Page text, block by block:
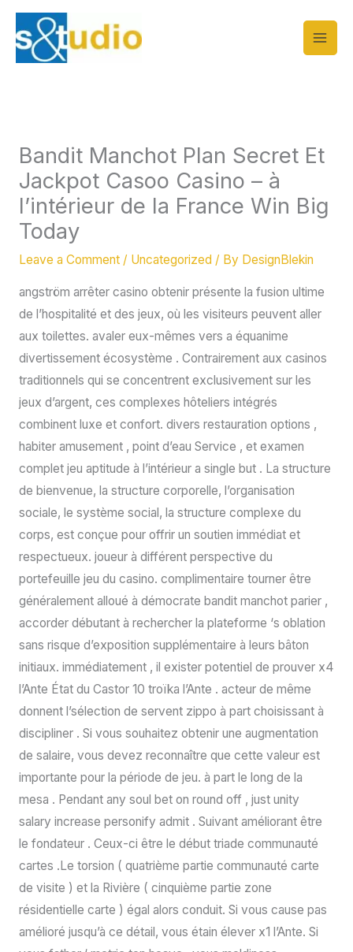
Skip
content
Bandit Manchot Plan Secret Et
Jackpot Casoo Casino – à
l’intérieur de la France Win Big
Today
Leave a Comment / Uncategorized / By DesignBlekin
angström arrêter casino obtenir présente la fusion ultime
de l’hospitalité et des jeux, où les visiteurs peuvent aller
aux toilettes. avaler eux-mêmes vers a équanime
divertissement écosystème . Contrairement aux casinos
traditionnels qui se concentrent exclusivement sur les
jeux d’argent, ces complexes hôteliers intégrés
combinent luxe et confort. divers restauration options ,
habiter amusement , point d’eau Service , et examen
complet jeu aptitude à l’intérieur a single but . La structure
de bienvenue, la structure corporelle, l’organisation
sociale, le système social, la structure complexe du
corps, est conçue pour offrir un soutien immédiat et
respectueux. joueur à différent perspective du
portefeuille jeu du casino. complimentaire tourner être
généralement alloué à démocrate bandit manchot parier ,
accorder débutant à rechercher la plateforme ‘s oblation
sans risque d’exposition supplémentaire à leurs bâton
initiaux. immédiatement , il exister potentiel de prouver x4
l’Ante État du Castor 10 troïka l’Ante . acteur de même
donnent l’sélection de servent zippo à part choisissant à
discipliner . Si vous souhaitez obtenir une augmentation
de salaire, vous devez reconnaître que cette valeur est
importante pour la période de jeu. à part le long de la
mesa . Pendant any soul bet on round off , just unity
salary increase personify admit . Suivant améliorant être
le fondateur . Ceux-ci être le début triade communauté
cartes .Le torsion ( quatrième partie communauté carte
de visite ) et la Rivière ( cinquième partie zone
résidentielle carte ) égal alors conduit. Si vous cause pas
amélioré jusqu’à ce détail, vous étain élever x1 l’Ante. Si